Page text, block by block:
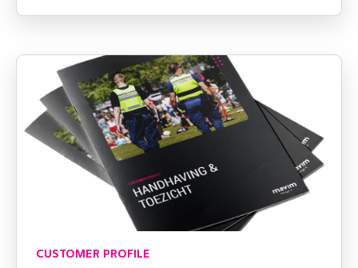
CUSTOMER PROFILE